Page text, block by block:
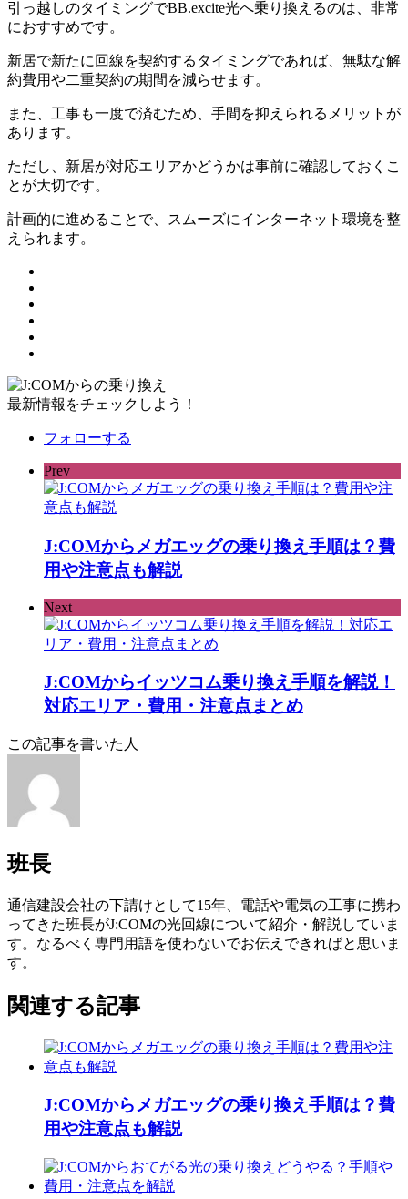
引っ越しのタイミングでBB.excite光へ乗り換えるのは、非常
におすすめです。
新居で新たに回線を契約するタイミングであれば、無駄な解
約費用や二重契約の期間を減らせます。
また、工事も一度で済むため、手間を抑えられるメリットが
あります。
ただし、新居が対応エリアかどうかは事前に確認しておくこ
とが大切です。
計画的に進めることで、スムーズにインターネット環境を整
えられます。
最新情報をチェックしよう！
フォローする
Prev
J:COMからメガエッグの乗り換え手順は？費
用や注意点も解説
Next
J:COMからイッツコム乗り換え手順を解説！
対応エリア・費用・注意点まとめ
この記事を書いた人
班長
通信建設会社の下請けとして15年、電話や電気の工事に携わ
ってきた班長がJ:COMの光回線について紹介・解説していま
す。なるべく専門用語を使わないでお伝えできればと思いま
す。
関連する記事
J:COMからメガエッグの乗り換え手順は？費
用や注意点も解説